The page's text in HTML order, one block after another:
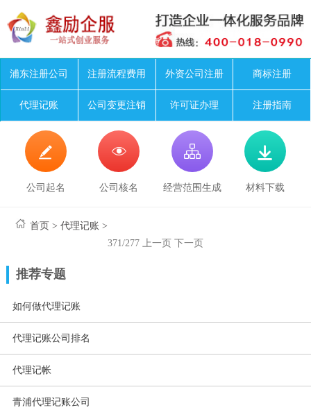
浦东注册公司 注册流程费用 外资公司注册 商标注册
代理记账 公司变更注销 许可证办理 注册指南

公司起名

公司核名

经营范围生成

材料下载
首页 >代理记账 >
371/277
上一页 下一页
推荐专题
如何做代理记账
代理记账公司排名
代理记帐
青浦代理记账公司